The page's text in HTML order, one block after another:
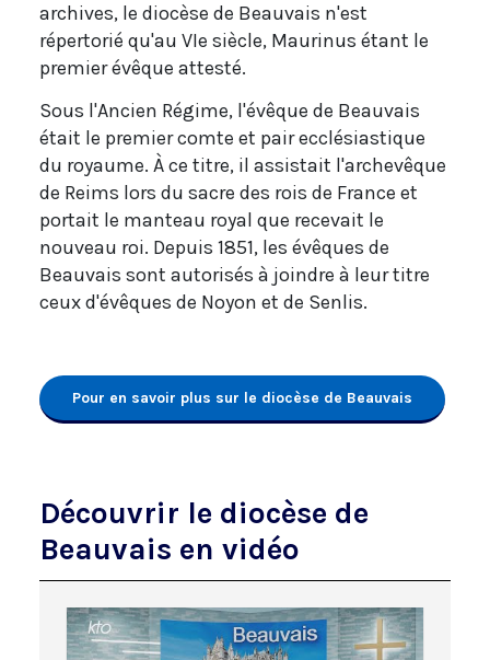
archives, le diocèse de Beauvais n'est
répertorié qu'au VIe siècle, Maurinus étant le
premier évêque attesté.
Sous l'Ancien Régime, l'évêque de Beauvais
était le premier comte et pair ecclésiastique
du royaume. À ce titre, il assistait l'archevêque
de Reims lors du sacre des rois de France et
portait le manteau royal que recevait le
nouveau roi. Depuis 1851, les évêques de
Beauvais sont autorisés à joindre à leur titre
ceux d'évêques de Noyon et de Senlis.
Pour en savoir plus sur le diocèse de Beauvais
Découvrir le diocèse de
Beauvais en vidéo